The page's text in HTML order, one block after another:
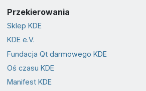
Przekierowania
Sklep KDE
KDE e.V.
Fundacja Qt darmowego KDE
Oś czasu KDE
Manifest KDE